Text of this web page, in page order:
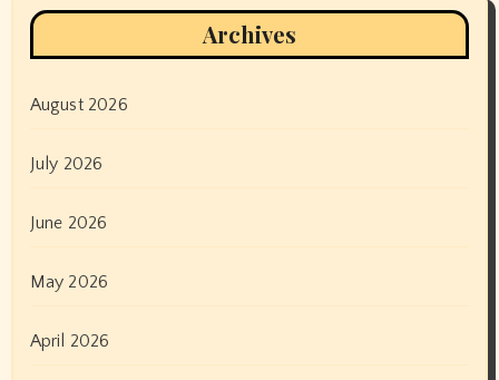
Archives
August 2026
July 2026
June 2026
May 2026
April 2026